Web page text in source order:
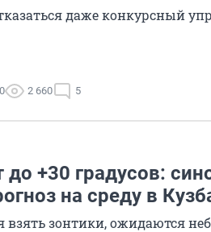
даже конкурсный
2 660 5
до +30 градусов:
на среду в
взять зонтики, ожидаются